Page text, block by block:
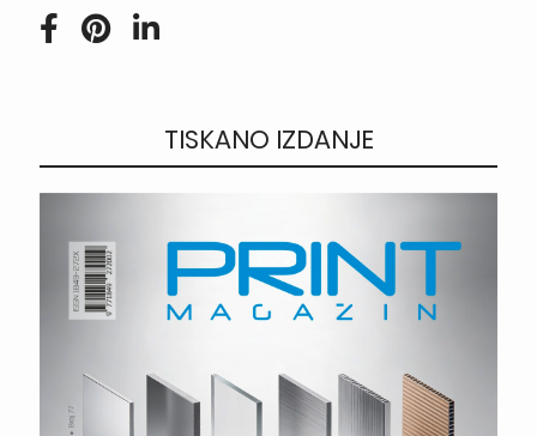
TISKANO IZDANJE